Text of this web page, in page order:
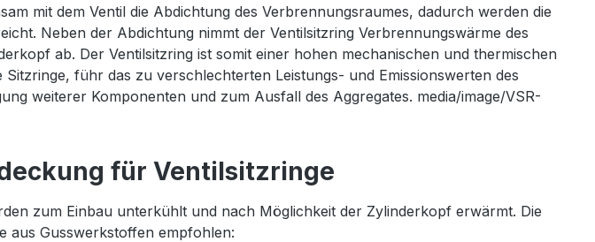
mit dem Ventil die Abdichtung des Verbrennungsraumes, dadurch werden die
Neben der Abdichtung nimmt der Ventilsitzring Verbrennungswärme des
ab. Der Ventilsitzring ist somit einer hohen mechanischen und thermischen
Sitzringe, führ das zu verschlechterten Leistungs- und Emissionswerten des
weiterer Komponenten und zum Ausfall des Aggregates. media/image/VSR-
für Ventilsitzringe
zum Einbau unterkühlt und nach Möglichkeit der Zylinderkopf erwärmt. Die
aus Gusswerkstoffen empfohlen: